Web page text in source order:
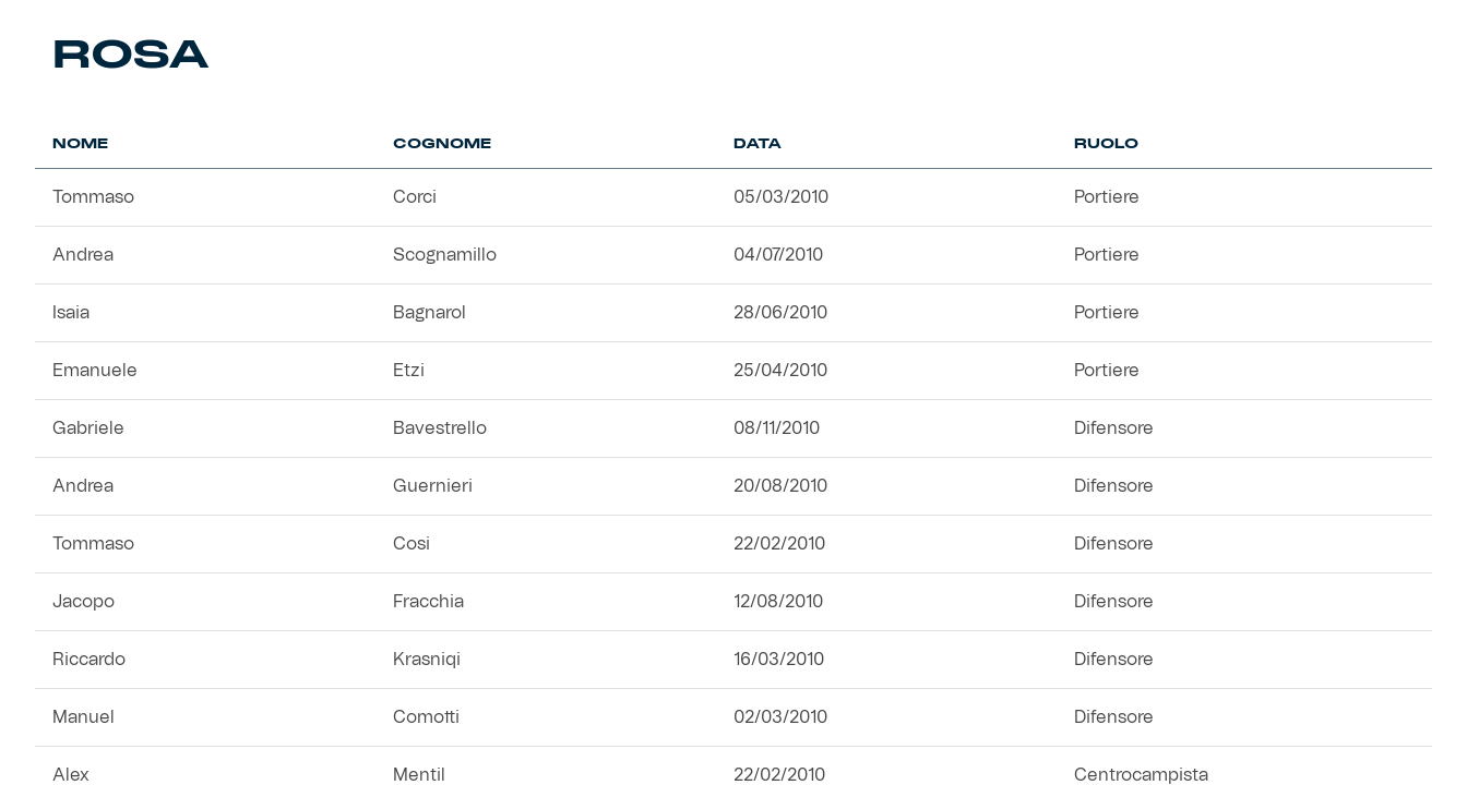
Red&Blue Voices
Kids
Accessori
Party
Outlet
Caffè Boasi x Genoa
Helan x Genoa
Isolani x Genoa
Gift Card Online Store
Fortissimo batte il mio cuor
ROSA
NOME COGNOME DATA RUOLO
Tommaso Corci 05/03/2010 Portiere
Andrea Scognamillo 04/07/2010 Portiere
Isaia Bagnarol 28/06/2010 Portiere
Emanuele Etzi 25/04/2010 Portiere
Gabriele Bavestrello 08/11/2010 Difensore
Andrea Guernieri 20/08/2010 Difensore
Tommaso Cosi 22/02/2010 Difensore
Jacopo Fracchia 12/08/2010 Difensore
Riccardo Krasniqi 16/03/2010 Difensore
Manuel Comotti 02/03/2010 Difensore
Alex Mentil 22/02/2010 Centrocampista